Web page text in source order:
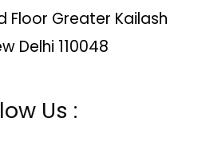
Floor Greater Kailash
Delhi 110048
Us :